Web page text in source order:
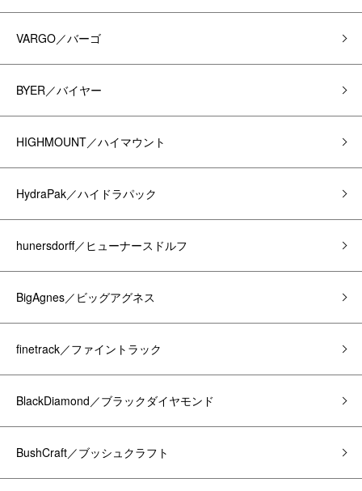
VARGO／バーゴ
BYER／バイヤー
HIGHMOUNT／ハイマウント
HydraPak／ハイドラパック
hunersdorff／ヒューナースドルフ
BigAgnes／ビッグアグネス
finetrack／ファイントラック
BlackDiamond／ブラックダイヤモンド
BushCraft／ブッシュクラフト